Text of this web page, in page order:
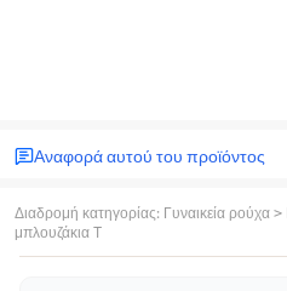
Αναφορά αυτού του προϊόντος
Διαδρομή κατηγορίας: Γυναικεία ρούχα >
μπλουζάκια T